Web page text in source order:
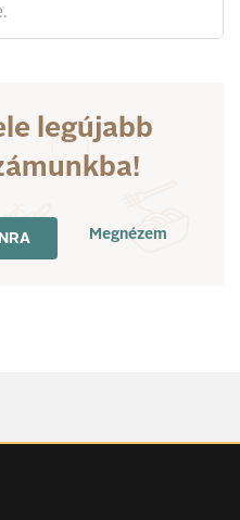
legújabb
Megnézem